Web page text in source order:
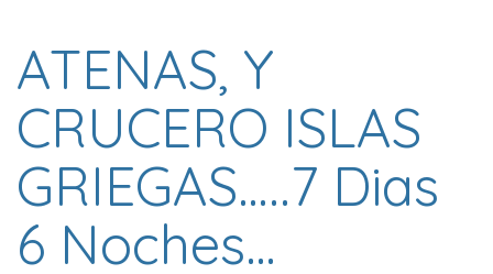
ATENAS, Y
CRUCERO ISLAS
GRIEGAS…..7 Dias
6 Noches…